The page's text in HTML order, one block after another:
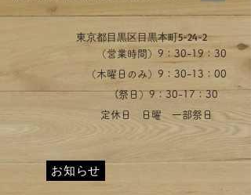
​東京都目黒区目黒本町5-24-2
（営業時間）​9：30-19：30
（木曜日のみ）9：30-13：00
​(祭日）9：30-17：30
​定休日 日曜 一部祭日
お知らせ